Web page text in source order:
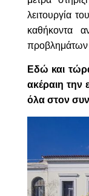
λειτουργία
καθήκοντα
προβλημάτων
Εδώ και
ακέραιη την
όλα στον